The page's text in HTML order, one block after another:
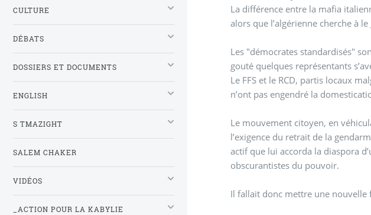
La différence entre la mafia
alors que l’algérienne cherche à le
Les "démocrates standardisés"
gouté quelques représentants
Le FFS et le RCD, partis locaux
n’ont pas engendré la
Le mouvement citoyen, en
l’exigence du retrait de la
actif que lui accorda la diaspora
obscurantistes du pouvoir.
Il fallait donc mettre une
CULTURE
DÉBATS
DOSSIERS ET DOCUMENTS
ENGLISH
S TMAZIGHT
SALEM CHAKER
VIDÉOS
_ACTION POUR LA KABYLIE